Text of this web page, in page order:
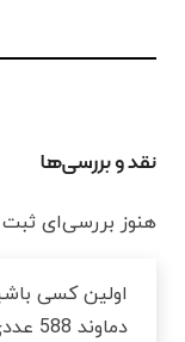
نقد و بررسی‌ها
هنوز بررسی‌ای
اولین کسی
دماوند 588 عددی DQ 150 SH”